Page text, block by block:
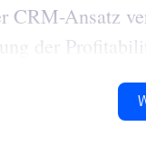
Ansatz
der